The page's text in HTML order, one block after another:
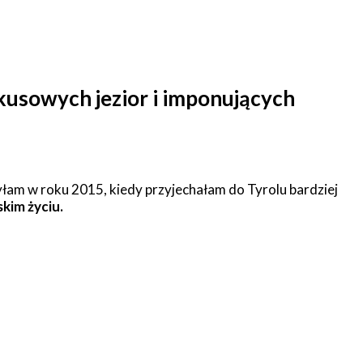
jezior i imponujących
w roku 2015, kiedy przyjechałam do Tyrolu bardziej
życiu.